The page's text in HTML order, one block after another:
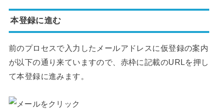
本登録に進む
前のプロセスで入力したメールアドレスに仮登録の案内
が以下の通り来ていますので、赤枠に記載のURLを押し
て本登録に進みます。